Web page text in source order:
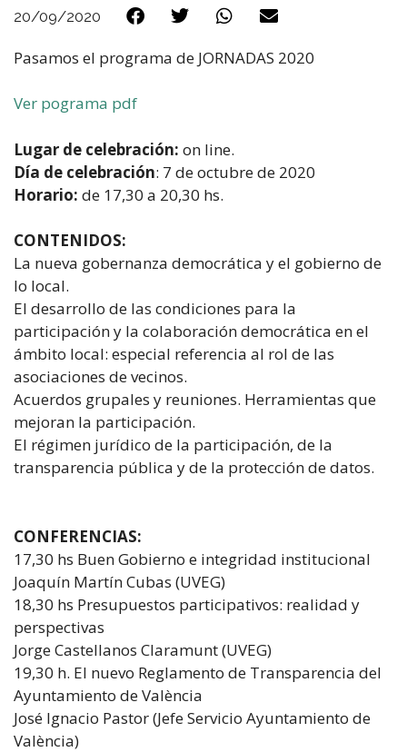
20/09/2020
Pasamos el programa de JORNADAS 2020
Ver pograma pdf
Lugar de celebración: on line.
Día de celebración: 7 de octubre de 2020
Horario: de 17,30 a 20,30 hs.
CONTENIDOS:
La nueva gobernanza democrática y el gobierno de
lo local.
El desarrollo de las condiciones para la
participación y la colaboración democrática en el
ámbito local: especial referencia al rol de las
asociaciones de vecinos.
Acuerdos grupales y reuniones. Herramientas que
mejoran la participación.
El régimen jurídico de la participación, de la
transparencia pública y de la protección de datos.
CONFERENCIAS:
17,30 hs Buen Gobierno e integridad institucional
Joaquín Martín Cubas (UVEG)
18,30 hs Presupuestos participativos: realidad y
perspectivas
Jorge Castellanos Claramunt (UVEG)
19,30 h. El nuevo Reglamento de Transparencia del
Ayuntamiento de València
José Ignacio Pastor (Jefe Servicio Ayuntamiento de
València)